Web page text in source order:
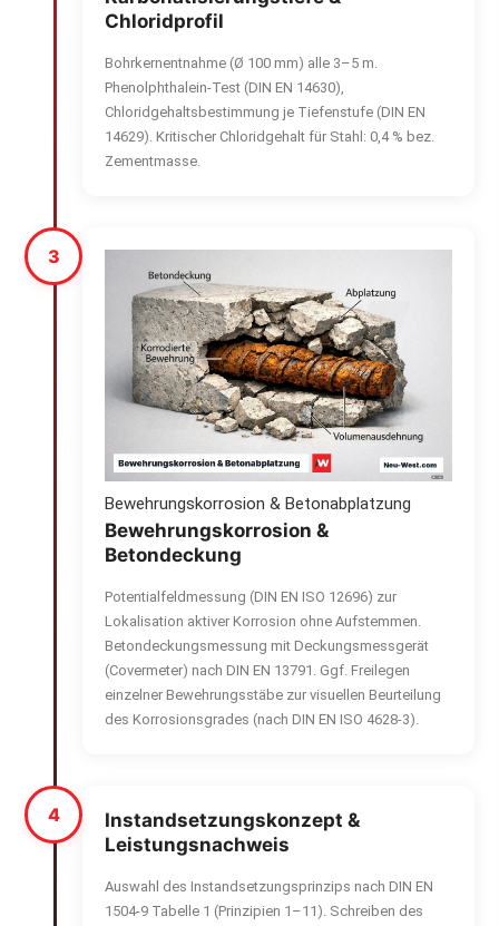
Chloridprofil
Bohrkernentnahme (Ø 100 mm) alle 3–5 m.
Phenolphthalein-Test (DIN EN 14630),
Chloridgehaltsbestimmung je Tiefenstufe (DIN EN
14629). Kritischer Chloridgehalt für Stahl: 0,4 % bez.
Zementmasse.
3
Bewehrungskorrosion & Betonabplatzung
Bewehrungskorrosion &
Betondeckung
Potentialfeldmessung (DIN EN ISO 12696) zur
Lokalisation aktiver Korrosion ohne Aufstemmen.
Betondeckungsmessung mit Deckungsmessgerät
(Covermeter) nach DIN EN 13791. Ggf. Freilegen
einzelner Bewehrungsstäbe zur visuellen Beurteilung
des Korrosionsgrades (nach DIN EN ISO 4628-3).
4
Instandsetzungskonzept &
Leistungsnachweis
Auswahl des Instandsetzungsprinzips nach DIN EN
1504-9 Tabelle 1 (Prinzipien 1–11). Schreiben des